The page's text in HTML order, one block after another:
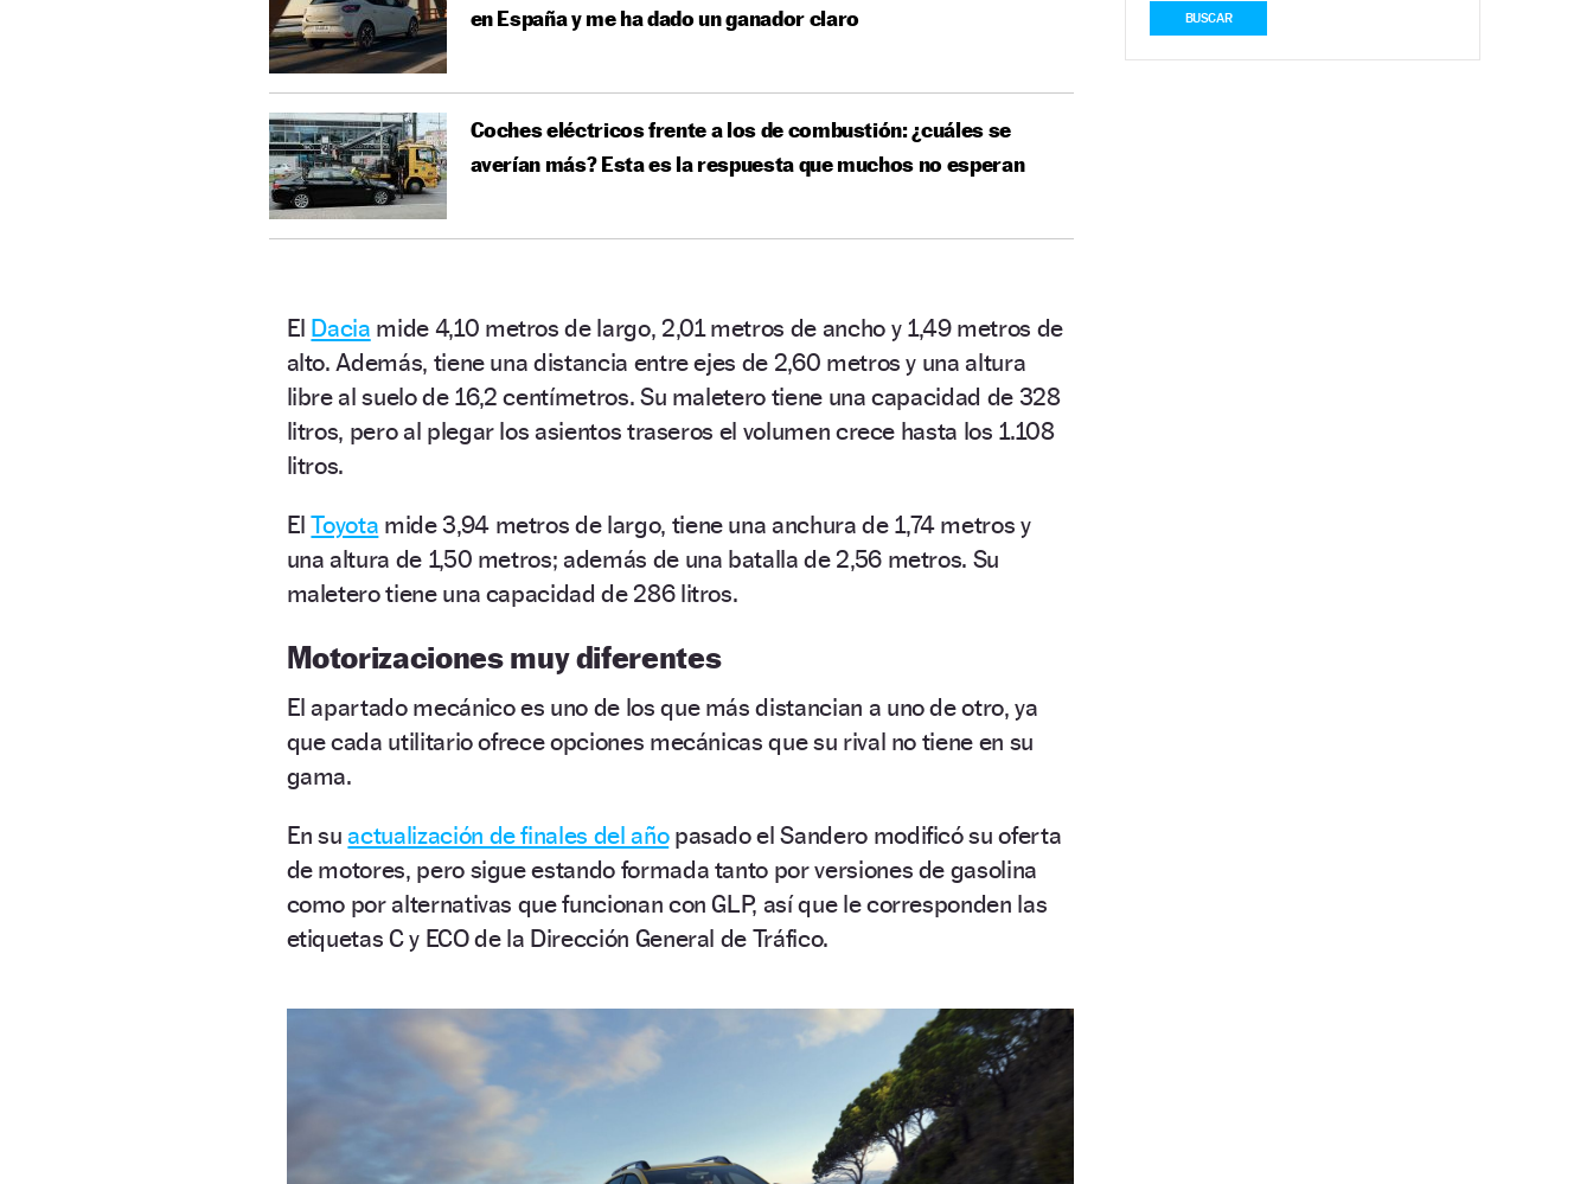
en España y me ha dado un ganador claro
Coches eléctricos frente a los de combustión: ¿cuáles se
averían más? Esta es la respuesta que muchos no esperan
El Dacia mide 4,10 metros de largo, 2,01 metros de ancho y 1,49 metros de
alto. Además, tiene una distancia entre ejes de 2,60 metros y una altura
libre al suelo de 16,2 centímetros. Su maletero tiene una capacidad de 328
litros, pero al plegar los asientos traseros el volumen crece hasta los 1.108
litros.
ElToyota mide 3,94 metros de largo, tiene una anchura de 1,74 metros y
una altura de 1,50 metros; además de una batalla de 2,56 metros. Su
maletero tiene una capacidad de 286 litros.
Motorizaciones muy diferentes
El apartado mecánico es uno de los que más distancian a uno de otro, ya
que cada utilitario ofrece opciones mecánicas que su rival no tiene en su
gama.
En suactualización de finales del añopasado el Sandero modificó su oferta
de motores, pero sigue estando formada tanto por versiones de gasolina
como por alternativas que funcionan con GLP, así que le corresponden las
etiquetas C y ECO de la Dirección General de Tráfico.
BUSCAR